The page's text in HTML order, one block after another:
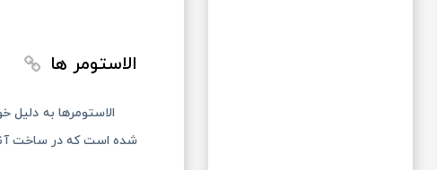
الاستومر ها
الاستومرها به
شده است که در ساخت